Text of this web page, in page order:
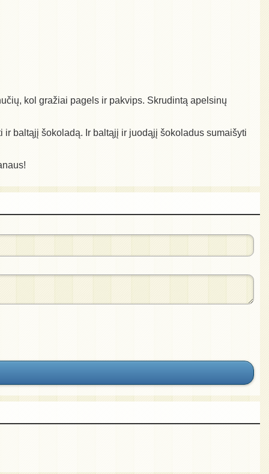
kol gražiai pagels ir pakvips. Skrudintą apelsinų
baltąjį šokoladą. Ir baltąjį ir juodąjį šokoladus sumaišyti